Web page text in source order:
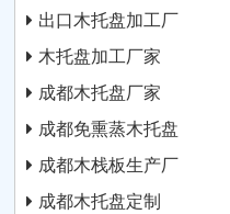
出口木托盘加工厂
木托盘加工厂家
成都木托盘厂家
成都免熏蒸木托盘
成都木栈板生产厂
成都木托盘定制